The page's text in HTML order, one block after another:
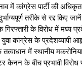
में कांग्रेस पार्टी की अधिकृत
तरीके से रद्द किए
गिरफ्तारी के विरोध में मध्य
कांग्रेस के प्रदेशव्यापी
में स्थानीय
कैनन के बीच प्रभावी